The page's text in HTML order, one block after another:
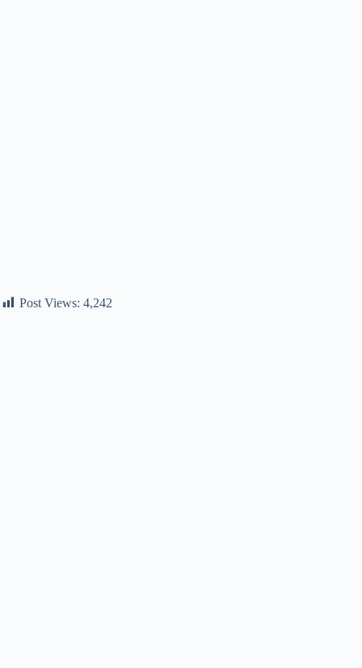
Post Views: 4,242